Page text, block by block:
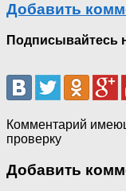
Добавить
Подписывайтесь
Комментарий
проверку
Добавить